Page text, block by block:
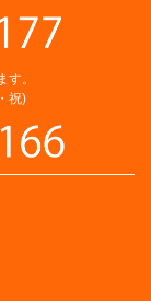
。
祝)